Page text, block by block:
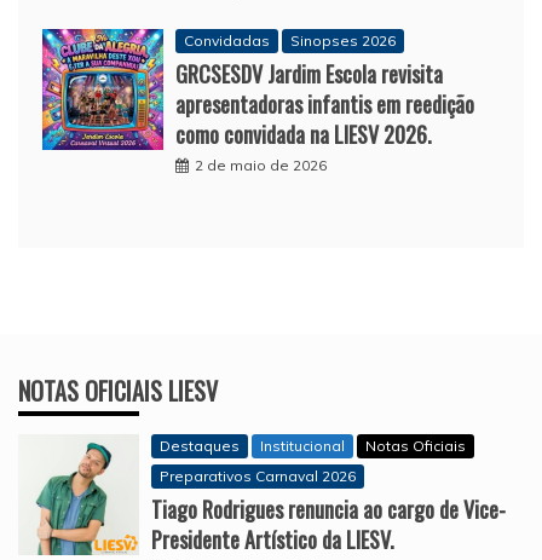
Convidadas Sinopses 2026
GRCSESDV Jardim Escola revisita
apresentadoras infantis em reedição
como convidada na LIESV 2026.
2 de maio de 2026
NOTAS OFICIAIS LIESV
Destaques Institucional
Notas Oficiais
Preparativos Carnaval 2026
Tiago Rodrigues renuncia ao cargo de Vice-
Presidente Artístico da LIESV.